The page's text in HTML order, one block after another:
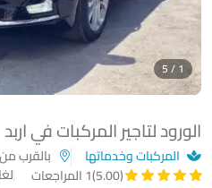
الورود لتاجير المركبات في اربد
المركبات وخدماتها بالقرب
(5.00)
1 المراجعات
1 / 5